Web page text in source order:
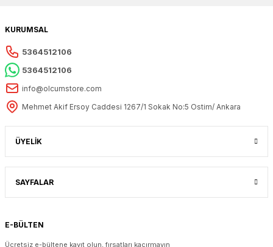
KURUMSAL
5364512106
5364512106
info@olcumstore.com
Mehmet Akif Ersoy Caddesi 1267/1 Sokak No:5 Ostim/ Ankara
ÜYELİK
SAYFALAR
E-BÜLTEN
Ücretsiz e-bültene kayıt olun, fırsatları kaçırmayın